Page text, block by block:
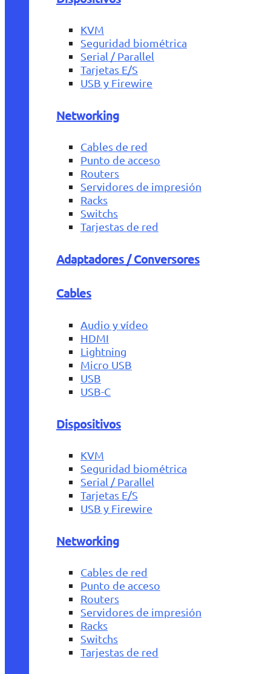
KVM
Seguridad biométrica
Serial / Parallel
Tarjetas E/S
USB y Firewire
Networking
Cables de red
Punto de acceso
Routers
Servidores de impresión
Racks
Switchs
Tarjestas de red
Adaptadores / Conversores
Cables
Audio y vídeo
HDMI
Lightning
Micro USB
USB
USB-C
Dispositivos
KVM
Seguridad biométrica
Serial / Parallel
Tarjetas E/S
USB y Firewire
Networking
Cables de red
Punto de acceso
Routers
Servidores de impresión
Racks
Switchs
Tarjestas de red